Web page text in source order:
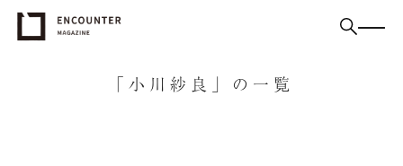
「小川紗良」の一覧